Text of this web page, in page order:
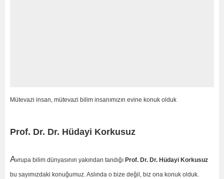
Mütevazi insan, mütevazi bilim insanımızın evine konuk olduk
Prof. Dr. Dr. Hüdayi Korkusuz
Avrupa bilim dünyasının yakından tandığı Prof. Dr. Dr. Hüdayi Korkusuz
bu sayımızdaki konuğumuz. Aslında o bize değil, biz ona konuk olduk.